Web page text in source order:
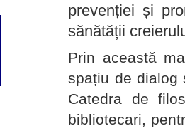
prevenției și
sănătății
Prin această
spațiu de dialog
Catedra de
bibliotecari,